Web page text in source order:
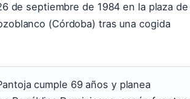
de septiembre de 1984 en la plaza de
(Córdoba) tras una cogida
cumple 69 años y planea